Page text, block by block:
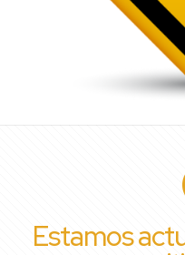
Estamos